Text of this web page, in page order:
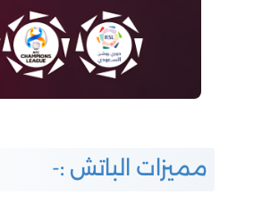
مميزات الباتش :-